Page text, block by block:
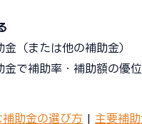
（または他の補助金）
金で補助率・補助額の優
助金の選び方 | 主要補